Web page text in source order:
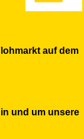
auf dem
und um unsere